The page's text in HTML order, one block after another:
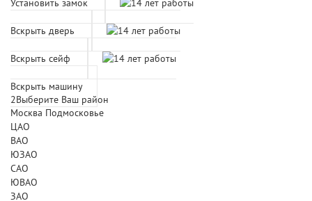
Вскрыть дверь
Вскрыть сейф
Вскрыть машину
2Выберите Ваш район
Москва Подмосковье
ЦАО
ВАО
ЮЗАО
САО
ЮВАО
ЗАО